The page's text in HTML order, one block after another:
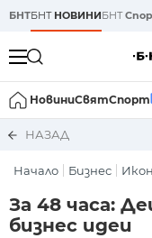
БНТБНТ НОВИНИБНТ
НовиниСвятСпорт
НАЗАД
Начало Бизнес
За 48 часа:
бизнес идеи